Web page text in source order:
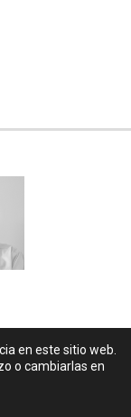
en este sitio web.
o cambiarlas en